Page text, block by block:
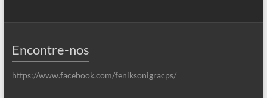
Encontre-nos
https://www.facebook.com/feniksonigracps/